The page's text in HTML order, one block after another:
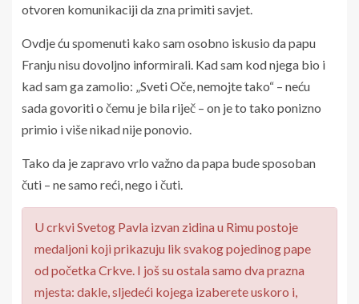
otvoren komunikaciji da zna primiti savjet.
Ovdje ću spomenuti kako sam osobno iskusio da papu
Franju nisu dovoljno informirali. Kad sam kod njega bio i
kad sam ga zamolio: „Sveti Oče, nemojte tako“ – neću
sada govoriti o čemu je bila riječ – on je to tako ponizno
primio i više nikad nije ponovio.
Tako da je zapravo vrlo važno da papa bude sposoban
čuti – ne samo reći, nego i čuti.
U crkvi Svetog Pavla izvan zidina u Rimu postoje
medaljoni koji prikazuju lik svakog pojedinog pape
od početka Crkve. I još su ostala samo dva prazna
mjesta: dakle, sljedeći kojega izaberete uskoro i,